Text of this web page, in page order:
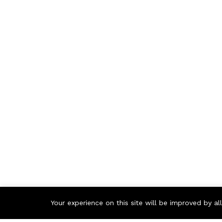
Your experience on this site will be improved by